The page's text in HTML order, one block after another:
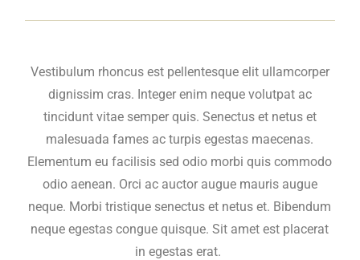
Vestibulum rhoncus est pellentesque elit ullamcorper
dignissim cras. Integer enim neque volutpat ac
tincidunt vitae semper quis. Senectus et netus et
malesuada fames ac turpis egestas maecenas.
Elementum eu facilisis sed odio morbi quis commodo
odio aenean. Orci ac auctor augue mauris augue
neque. Morbi tristique senectus et netus et. Bibendum
neque egestas congue quisque. Sit amet est placerat
in egestas erat.